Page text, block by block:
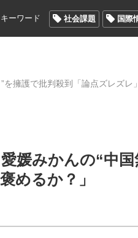
ーワード 社会課題 国際
擁護で批判殺到「論点ズレズレ
媛みかんの“中国
めるか？」